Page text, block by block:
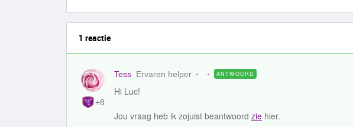
1 reactie
+8
Tess Ervaren helper ANTWOORD
Hi Luc!
Jou vraag heb ik zojuist beantwoord zie hier.